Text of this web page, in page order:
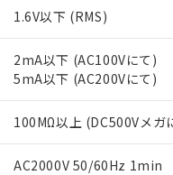
1.6V以下 (RMS)
2mA以下 (AC100Vにて)
5mA以下 (AC200Vにて)
100MΩ以上 (DC500Vメガ
AC2000V 50/60Hz 1min
※当社の共同
いる法人を
EU RoHS指令（
51物質の非含有証
※本証明書は発行
また、RoHS指令
混在することから
り割愛しております